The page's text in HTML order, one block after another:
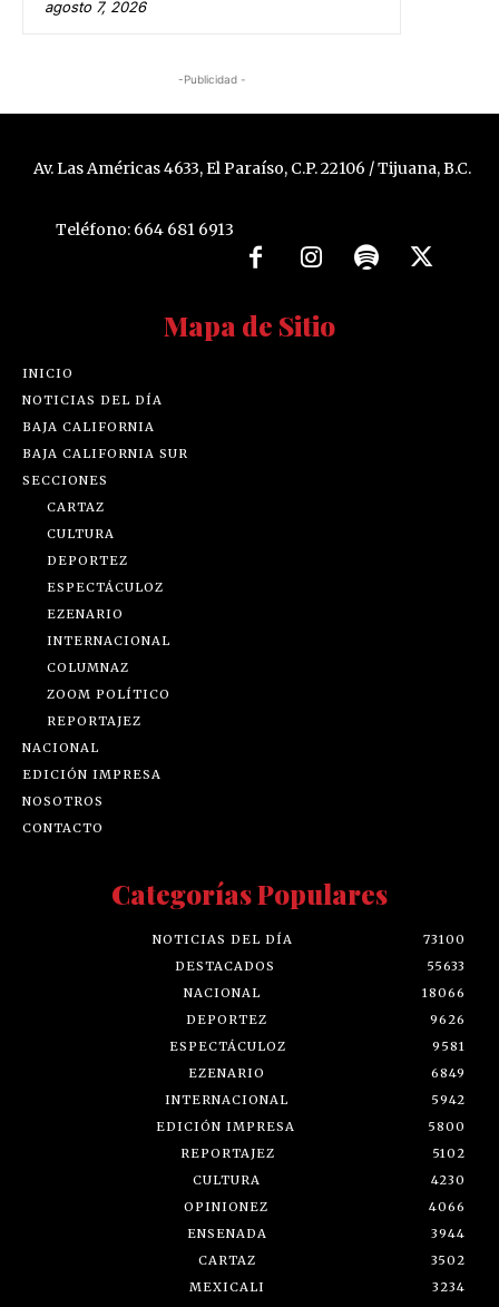
agosto 7, 2026
-Publicidad -
Av. Las Américas 4633, El Paraíso, C.P. 22106 / Tijuana, B.C.
Teléfono: 664 681 6913
Mapa de Sitio
INICIO
NOTICIAS DEL DÍA
BAJA CALIFORNIA
BAJA CALIFORNIA SUR
SECCIONES
CARTAZ
CULTURA
DEPORTEZ
ESPECTÁCULOZ
EZENARIO
INTERNACIONAL
COLUMNAZ
ZOOM POLÍTICO
REPORTAJEZ
NACIONAL
EDICIÓN IMPRESA
NOSOTROS
CONTACTO
Categorías Populares
NOTICIAS DEL DÍA
73100
DESTACADOS
55633
NACIONAL
18066
DEPORTEZ
9626
ESPECTÁCULOZ
9581
EZENARIO
6849
INTERNACIONAL
5942
EDICIÓN IMPRESA
5800
REPORTAJEZ
5102
CULTURA
4230
OPINIONEZ
4066
ENSENADA
3944
CARTAZ
3502
MEXICALI
3234